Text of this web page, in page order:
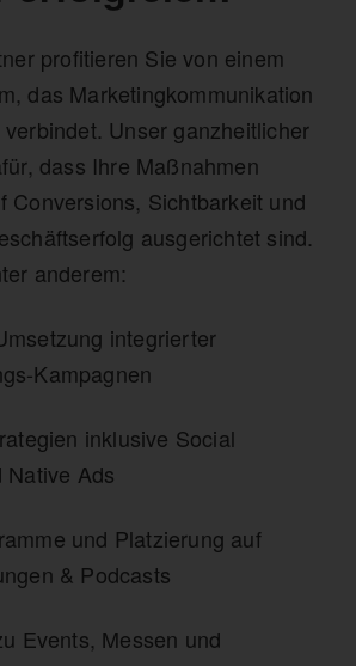
profitieren Sie von einem
das Marketingkommunikation
Unser ganzheitlicher
dass Ihre Maßnahmen
Conversions, Sichtbarkeit und
ausgerichtet sind.
anderem:
integrierter
Kampagnen
inklusive Social
Ads
und Platzierung auf
& Podcasts
Events, Messen und